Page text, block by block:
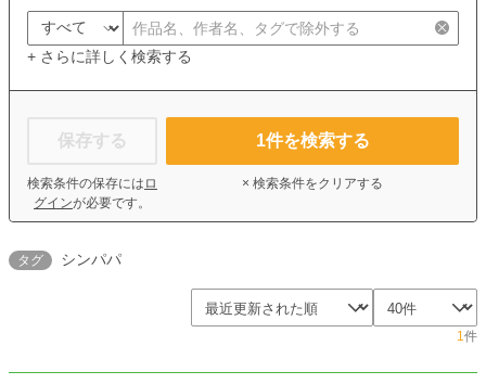
+ さらに詳しく検索する
保存する
検索条件の保存には ロ
グインが必要です。
1件を検索する
× 検索条件をクリアする
タグ シンパパ
1件